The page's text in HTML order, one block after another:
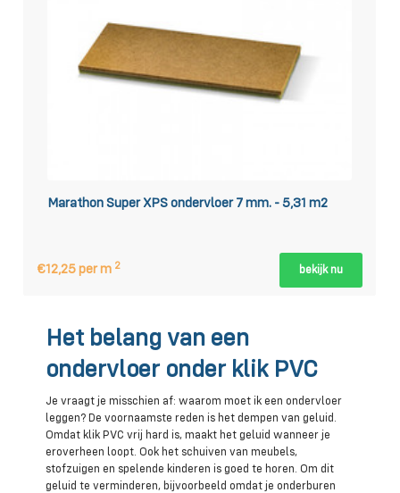
Marathon Super XPS ondervloer 7 mm. - 5,31 m2
€12,25 per m 2 bekijk nu
Het belang van een
ondervloer onder klik PVC
Je vraagt je misschien af: waarom moet ik een ondervloer
leggen? De voornaamste reden is het dempen van geluid.
Omdat klik PVC vrij hard is, maakt het geluid wanneer je
eroverheen loopt. Ook het schuiven van meubels,
stofzuigen en spelende kinderen is goed te horen. Om dit
geluid te verminderen, bijvoorbeeld omdat je onderburen